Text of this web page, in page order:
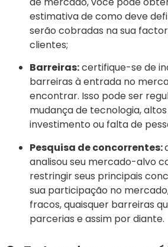
estimativa de como deve
serão cobradas na sua
clientes;
Barreiras:certifique-se de
barreiras à entrada no
encontrar. Isso pode ser
mudança de tecnologia,
investimento ou falta de
Pesquisa de concorrentes:
analisou seu mercado-alvo
restringir seus principais
sua participação no
fracos, quaisquer barreiras
parcerias e assim por diante.